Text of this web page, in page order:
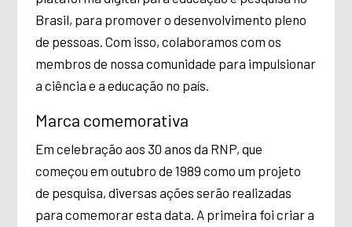
Brasil, para promover o desenvolvimento pleno
de pessoas. Com isso, colaboramos com os
membros de nossa comunidade para impulsionar
a ciência e a educação no país.
Marca comemorativa
Em celebração aos 30 anos da RNP, que
começou em outubro de 1989 como um projeto
de pesquisa, diversas ações serão realizadas
para comemorar esta data. A primeira foi criar a